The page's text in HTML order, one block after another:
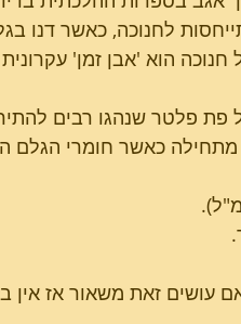
לחנוכה, כאשר דנו
הוא 'אבן זמן'
פת פלטר שנהגו רבים
כאשר חומרי הגלם
זאת משאור אז אין